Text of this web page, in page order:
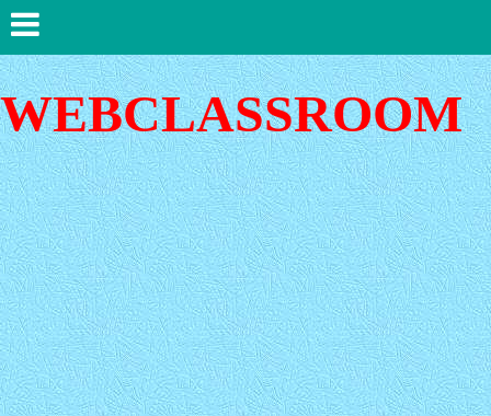
WEBCLASSROOM